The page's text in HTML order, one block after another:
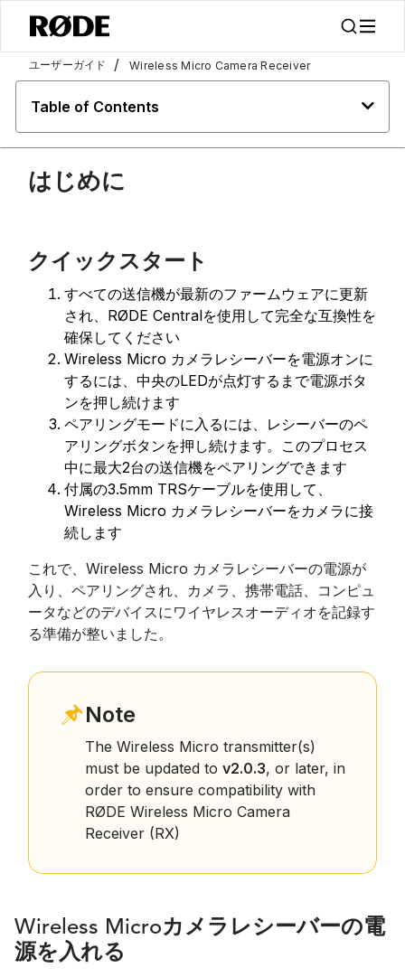
ユーザーガイド / Wireless Micro Camera Receiver
Table of Contents
はじめに
クイックスタート
すべての送信機が最新のファームウェアに更新
され、RØDE Centralを使用して完全な互換性を
確保してください
Wireless Micro カメラレシーバーを電源オンに
するには、中央のLEDが点灯するまで電源ボタ
ンを押し続けます
ペアリングモードに入るには、レシーバーのペ
アリングボタンを押し続けます。このプロセス
中に最大2台の送信機をペアリングできます
付属の3.5mm TRSケーブルを使用して、
Wireless Micro カメラレシーバーをカメラに接
続します
これで、Wireless Micro カメラレシーバーの電源が
入り、ペアリングされ、カメラ、携帯電話、コンピュ
ータなどのデバイスにワイヤレスオーディオを記録す
る準備が整いました。
Note
The Wireless Micro transmitter(s)
must be updated to v2.0.3, or later, in
order to ensure compatibility with
RØDE Wireless Micro Camera
Receiver (RX)
Wireless Microカメラレシーバーの電
源を入れる